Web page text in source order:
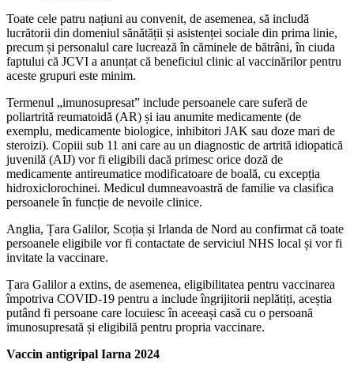
Toate cele patru națiuni au convenit, de asemenea, să includă
lucrătorii din domeniul sănătății și asistenței sociale din prima linie,
precum și personalul care lucrează în căminele de bătrâni, în ciuda
faptului că JCVI a anunțat că beneficiul clinic al vaccinărilor pentru
aceste grupuri este minim.
Termenul „imunosupresat” include persoanele care suferă de
poliartrită reumatoidă (AR) și iau anumite medicamente (de
exemplu, medicamente biologice, inhibitori JAK sau doze mari de
steroizi). Copiii sub 11 ani care au un diagnostic de artrită idiopatică
juvenilă (AIJ) vor fi eligibili dacă primesc orice doză de
medicamente antireumatice modificatoare de boală, cu excepția
hidroxiclorochinei. Medicul dumneavoastră de familie va clasifica
persoanele în funcție de nevoile clinice.
Anglia, Țara Galilor, Scoția și Irlanda de Nord au confirmat că toate
persoanele eligibile vor fi contactate de serviciul NHS local și vor fi
invitate la vaccinare.
Țara Galilor a extins, de asemenea, eligibilitatea pentru vaccinarea
împotriva COVID-19 pentru a include îngrijitorii neplătiți, aceștia
putând fi persoane care locuiesc în aceeași casă cu o persoană
imunosupresată și eligibilă pentru propria vaccinare.
Vaccin antigripal Iarna 2024